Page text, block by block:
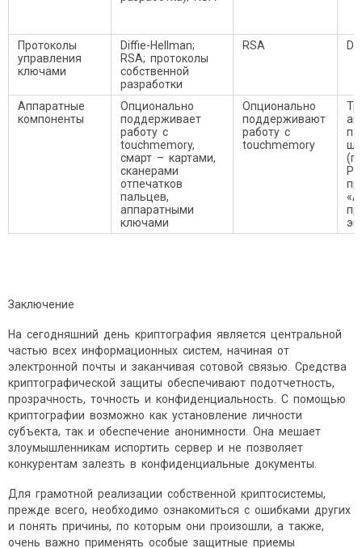
Протоколы
управления
ключами
Diffie-Hellman;
RSA; протоколы
собственной
разработки
RSA
Аппаратные
компоненты
Опционально
поддерживает
работу с
touchmemory,
смарт – картами,
сканерами
отпечатков
пальцев,
аппаратными
ключами
Опционально
поддерживают
работу с
touchmemory
Заключение
На сегодняшний день криптография является центральной
частью всех информационных систем, начиная от
электронной почты и заканчивая сотовой связью. Средства
криптографической защиты обеспечивают подотчетность,
прозрачность, точность и конфиденциальность. С помощью
криптографии возможно как установление личности
субъекта, так и обеспечение анонимности. Она мешает
злоумышленникам испортить сервер и не позволяет
конкурентам залезть в конфиденциальные документы.
Для грамотной реализации собственной криптосистемы,
прежде всего, необходимо ознакомиться с ошибками других
и понять причины, по которым они произошли, а также,
очень важно применять особые защитные приемы